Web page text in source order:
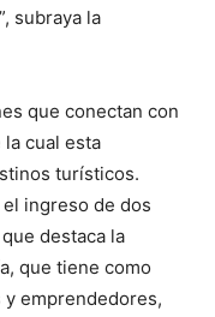
subraya la
que conectan con
cual esta
turísticos.
ingreso de dos
destaca la
que tiene como
emprendedores,